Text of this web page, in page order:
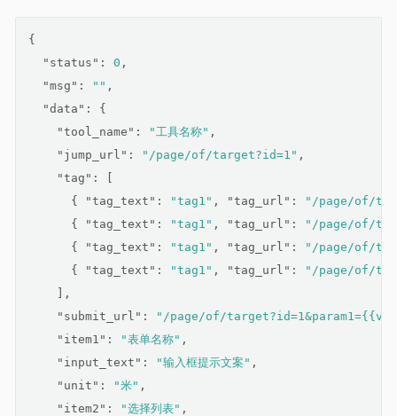
{
"status" : 0 ,
"msg" : "" ,
"data" : {
"tool_name" : "工具名称" ,
"jump_url" : "/page/of/target?id=1" ,
"tag" : [
      {
"tag_text" : "tag1" , "tag_url" :
"/page/of/
      {
"tag_text" : "tag1" , "tag_url" :
"/page/of/
      {
"tag_text" : "tag1" , "tag_url" :
"/page/of/
      {
"tag_text" : "tag1" , "tag_url" :
"/page/of/
    ],
"submit_url" :
"/page/of/
"item1" : "表单名称" ,
"input_text" : "输入框提示文案" ,
"unit" : "米" ,
"item2" : "选择列表" ,